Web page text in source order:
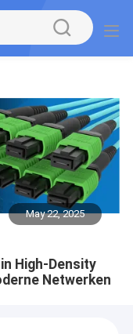
May 22, 2025
High-Density
Netwerken